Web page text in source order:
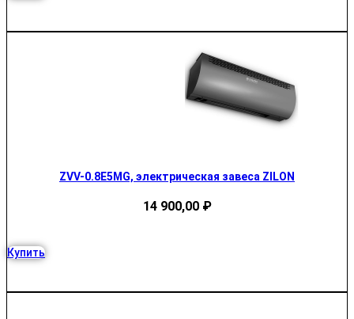
ZVV-0.8E5MG, электрическая завеса ZILON
14 900,00 ₽
Купить